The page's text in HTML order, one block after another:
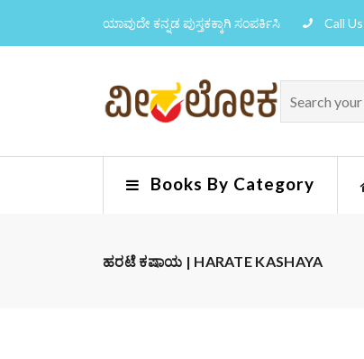
ಯಾವುದೇ ಕನ್ನಡ ಪುಸ್ತಕಕ್ಕಾಗಿ ಸಂಪರ್ಕಿಸಿ Call
Books By Category
ಹರಟೆ ಕಷಾಯ | HARATE KASHAYA